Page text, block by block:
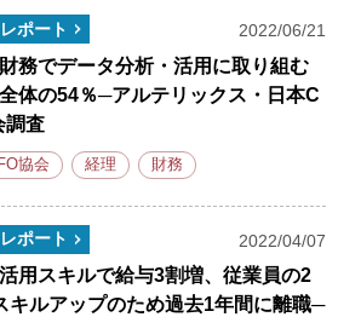
ポート 2022/06/21
務でデータ分析・活用に取り組む
体の54％─アルテリックス・日本C
調査
協会 経理 財務
ポート 2022/04/07
用スキルで給与3割増、従業員の2
キルアップのため過去1年間に離職─